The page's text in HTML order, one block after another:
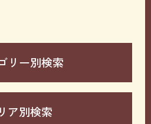
リー別検索
ア別検索